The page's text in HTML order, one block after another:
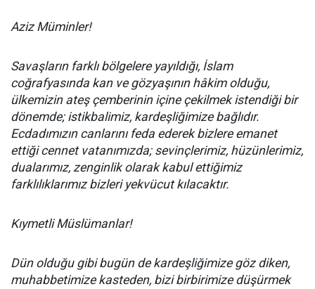
Aziz Müminler!
Savaşların farklı bölgelere yayıldığı, İslam
coğrafyasında kan ve gözyaşının hâkim olduğu,
ülkemizin ateş çemberinin içine çekilmek istendiği bir
dönemde; istikbalimiz, kardeşliğimize bağlıdır.
Ecdadımızın canlarını feda ederek bizlere emanet
ettiği cennet vatanımızda; sevinçlerimiz, hüzünlerimiz,
dualarımız, zenginlik olarak kabul ettiğimiz
farklılıklarımız bizleri yekvücut kılacaktır.
Kıymetli Müslümanlar!
Dün olduğu gibi bugün de kardeşliğimize göz diken,
muhabbetimize kasteden, bizi birbirimize düşürmek